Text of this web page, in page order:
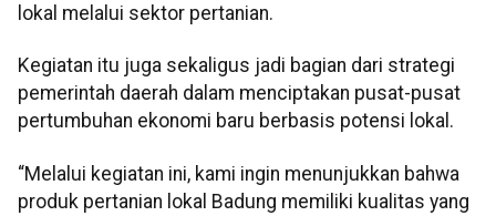
lokal melalui sektor pertanian.
Kegiatan itu juga sekaligus jadi bagian dari strategi
pemerintah daerah dalam menciptakan pusat-pusat
pertumbuhan ekonomi baru berbasis potensi lokal.
“Melalui kegiatan ini, kami ingin menunjukkan bahwa
produk pertanian lokal Badung memiliki kualitas yang